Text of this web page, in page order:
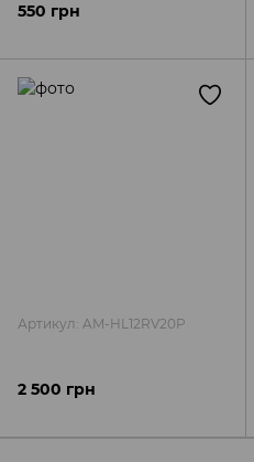
550 грн
Артикул: AM-HL12RV20P
2 500 грн